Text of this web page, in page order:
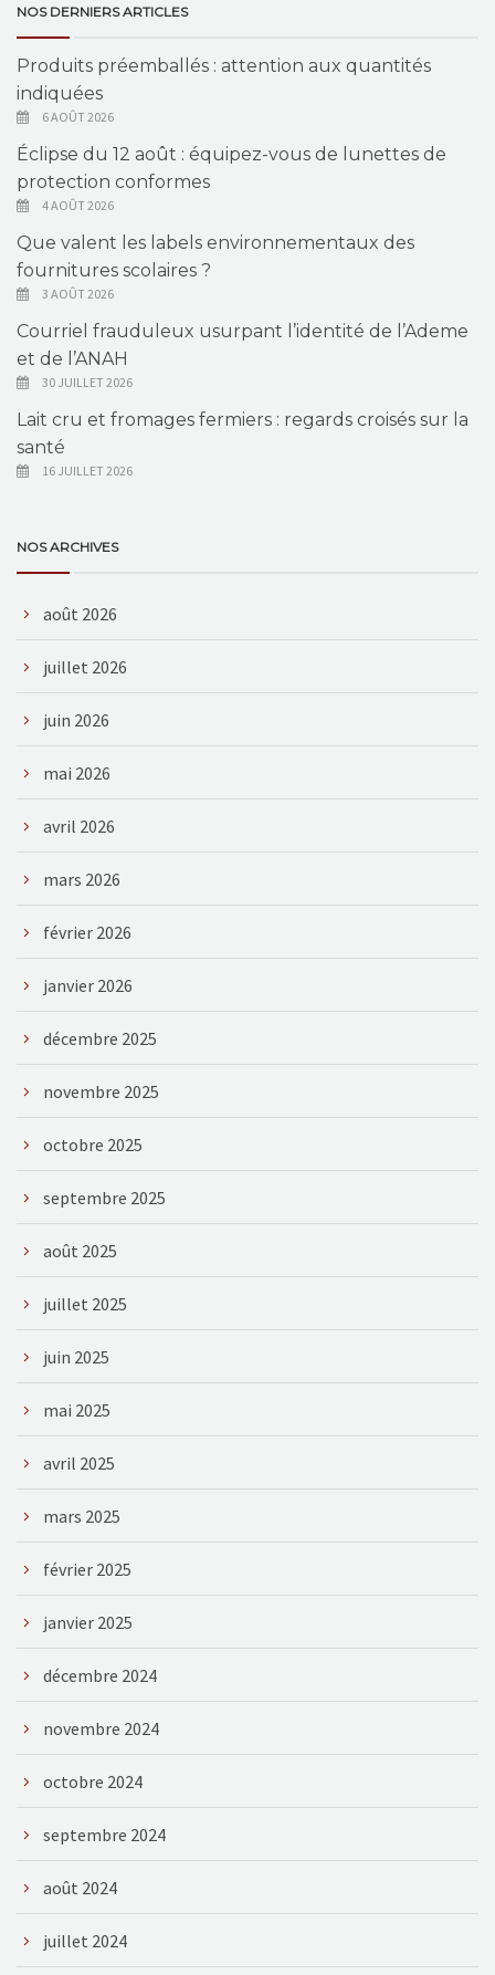
NOS DERNIERS ARTICLES
Produits préemballés : attention aux quantités
indiquées
6 AOÛT 2026
Éclipse du 12 août : équipez-vous de lunettes de
protection conformes
4 AOÛT 2026
Que valent les labels environnementaux des
fournitures scolaires ?
3 AOÛT 2026
Courriel frauduleux usurpant l’identité de l’Ademe
et de l’ANAH
30 JUILLET 2026
Lait cru et fromages fermiers : regards croisés sur la
santé
16 JUILLET 2026
NOS ARCHIVES
août 2026
juillet 2026
juin 2026
mai 2026
avril 2026
mars 2026
février 2026
janvier 2026
décembre 2025
novembre 2025
octobre 2025
septembre 2025
août 2025
juillet 2025
juin 2025
mai 2025
avril 2025
mars 2025
février 2025
janvier 2025
décembre 2024
novembre 2024
octobre 2024
septembre 2024
août 2024
juillet 2024